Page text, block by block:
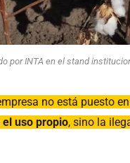
por INTA en el stand
no está puesto
uso propio, sino la